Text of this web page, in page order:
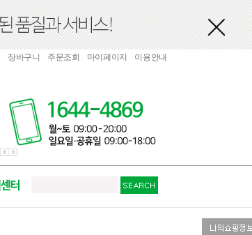
장바구니 주문조회 마이페이지 이용안내